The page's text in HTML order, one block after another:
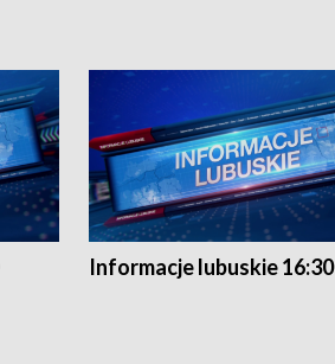
Informacje lubuskie 16:30